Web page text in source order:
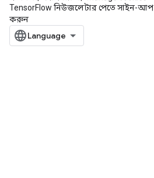
TensorFlow নিউজলেটার পেতে সাইন-আপ
করুন